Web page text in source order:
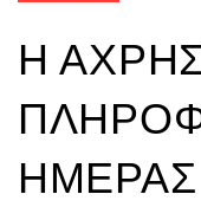
Η
ΗΜΈΡΑΣ